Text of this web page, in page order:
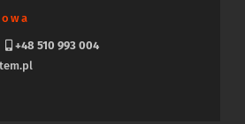
+48 510 993 004